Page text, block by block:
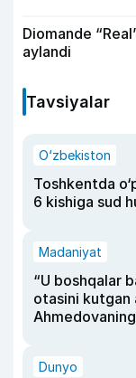
Diomande
aylandi
Tavsiyalar
O‘zbekiston
Toshkentda
6 kishiga sud
Madaniyat
“U boshqalar
otasini kutgan
Dunyo